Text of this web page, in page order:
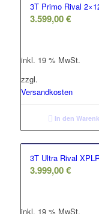
3T Primo Rival
3.599,00€
inkl. 19 % MwSt.
zzgl.
Versandkosten
In den
3T Ultra Rival
3.999,00€
inkl. 19 % MwSt.